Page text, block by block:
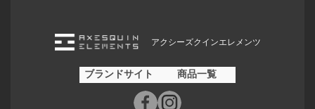
アクシーズクインエレメンツ
ブランドサイト 商品一覧